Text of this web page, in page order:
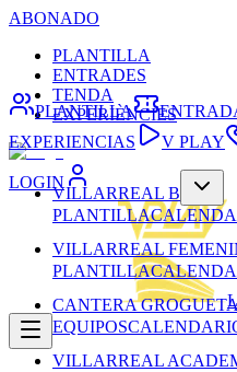
ABONADO
PLANTILLA
ENTRADES
TENDA
EXPERIÈNCIES
LOGIN
PLANTILLA
EXPERIENCIAS
V PLAY
VILLARREAL B
PLANTILLA
VILLARREAL
PLANTILLA
CANTERA
EQUIPOS
VILLARREAL